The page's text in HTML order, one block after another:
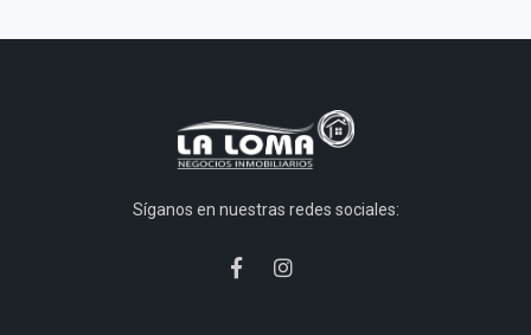
Síganos en nuestras redes sociales: